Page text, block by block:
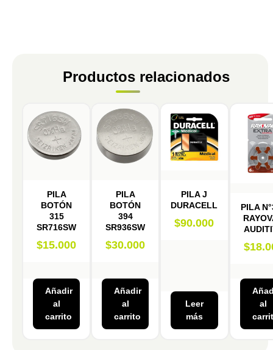
Productos relacionados
PILA
BOTÓN
315
SR716SW
$15.000
Añadir
al
carrito
PILA
BOTÓN
394
SR936SW
$30.000
Añadir
al
carrito
PILA J
DURACELL
$90.000
Leer
más
PILA
$
al